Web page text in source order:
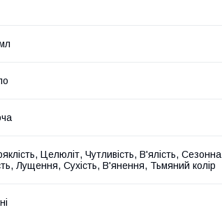
Целюліт, Чутливість, В'ялість, Сезонна
Лущення, Сухість, В'янення, Тьмяний колір